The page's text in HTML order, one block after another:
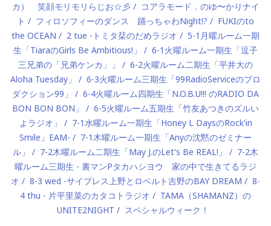
カ） 笑顔モリモリらじお☆彡
コアラモード．のゆ〜かりナイ
ト
フィロソフィーのダンス 踊っちゃわNight!?
FUKIのto
the OCEAN
2 tue -トミタ栞のだめラジオ
5-1月曜ルーム一期
生「TiaraのGirls Be Ambitious!」
6-1火曜ルーム一期生「逗子
三兄弟の「兄弟ケンカ」」
6-2火曜ルーム二期生「平井大の
Aloha Tuesday」
6-3火曜ルーム三期生「99RadioServiceのプロ
ダクション99」
6-4火曜ルーム四期生「N.O.B.U!!! のRADIO DA
BON BON BON」
6-5火曜ルーム五期生「竹友あつきのズルい
よラジオ」
7-1水曜ルーム一期生「Honey L DaysのRock'in
Smile」EAM-
7-1木曜ルーム一期生「Anyの沈黙のゼミナー
ル」
7-2木曜ルーム二期生「May J.のLet's Be REAL!」
7-2木
曜ルーム三期生 - 裏マンPタカハシヨウ 家の中で生きてるラジ
オ
8-3 wed -サイプレス上野とロベルト吉野のBAY DREAM
8-
4 thu - 片平里菜のカタコトラジオ
TAMA（SHAMANZ）の
UNITE2NIGHT
スペシャルウィーク！